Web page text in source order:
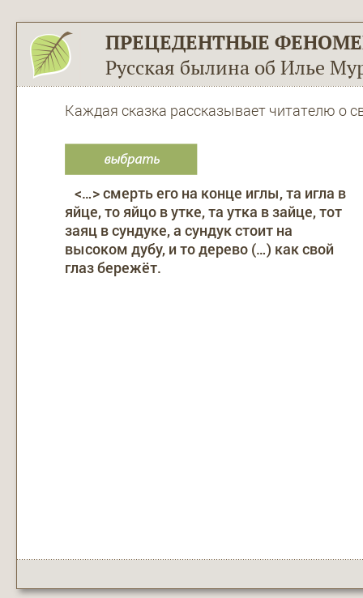
ПРЕЦЕДЕНТНЫЕ
Русская былина об Илье
Каждая сказка рассказывает читателю о
<…> смерть его на конце иглы, та игла в
яйце, то яйцо в утке, та утка в зайце, тот
заяц в сундуке, а сундук стоит на
высоком дубу, и то дерево (…) как свой
глаз бережёт.